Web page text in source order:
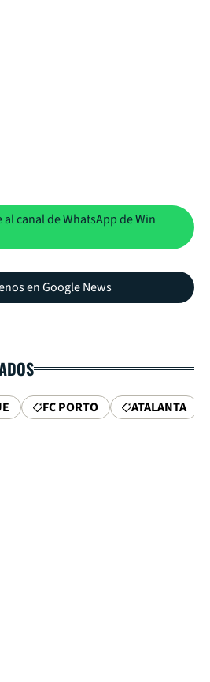
canal de WhatsApp de Win
en Google News
FC PORTO ATALANTA